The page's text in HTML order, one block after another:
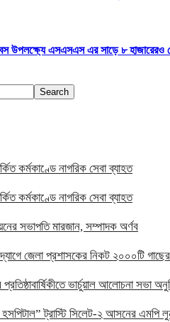
উপলক্ষ্যে এসএসএস এর সাড়ে ৮ হাজারেরও
Search
কর্মকাণ্ডে নাগরিক সেবা ব্যাহত
কর্মকাণ্ডে নাগরিক সেবা ব্যাহত
সভাপতি মারজান, সম্পাদক অর্ণব
জেলা প্রশাসকের নিকট ২০০০টি গাছের
ভার্চুয়াল আলোচনা সভা
ট্রাস্টি সিলেট-২ আসনের এমপি